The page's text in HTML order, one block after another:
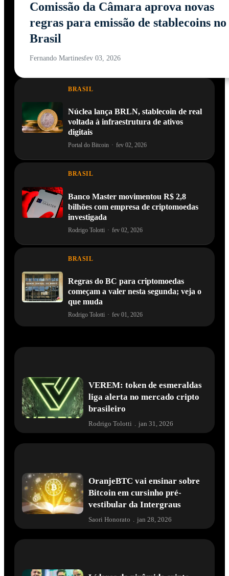
Comissão da Câmara aprova novas
regras para emissão de stablecoins no
Brasil
Fernando Martinesfev 03, 2026
BRASIL
Núclea lança BRLN, stablecoin de real
voltada à infraestrutura de ativos
digitais
Portal do Bitcoin · fev 02, 2026
BRASIL
Banco Master movimentou R$ 2,8
bilhões com empresa de criptomoedas
investigada
Rodrigo Tolotti · fev 02, 2026
BRASIL
Regras do BC para criptomoedas
começam a valer nesta segunda; veja o
que muda
Rodrigo Tolotti · fev 01, 2026
VEREM: token de esmeraldas
liga alerta no mercado cripto
brasileiro
Rodrigo Tolotti jan 31, 2026
OranjeBTC vai ensinar sobre
Bitcoin em cursinho pré-
vestibular da Intergraus
Saori Honorato . jan 28, 2026